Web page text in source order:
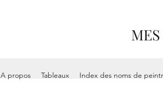
A propos Tableaux Index des noms de